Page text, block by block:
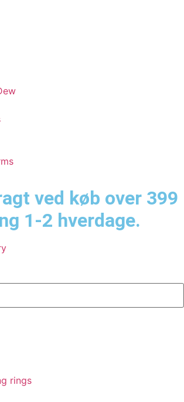
ved køb over 399
1-2 hverdage.
rings